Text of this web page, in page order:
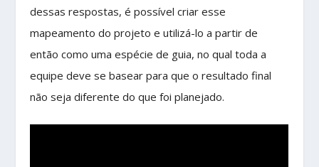
dessas respostas, é possível criar esse
mapeamento do projeto e utilizá-lo a partir de
então como uma espécie de guia, no qual toda a
equipe deve se basear para que o resultado final
não seja diferente do que foi planejado.